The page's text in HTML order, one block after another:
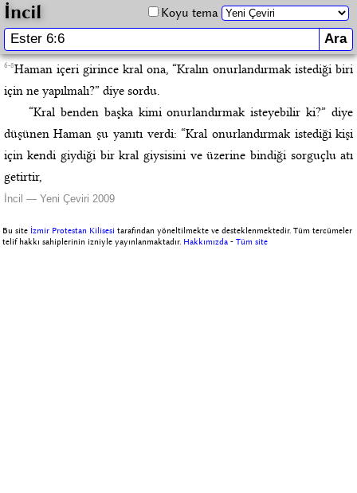
İncil Koyu tema
6-8Haman içeri girince kral ona, “Kralın onurlandırmak istediği biri
için ne yapılmalı?” diye sordu.
“Kral benden başka kimi onurlandırmak isteyebilir ki?” diye
düşünen Haman şu yanıtı verdi: “Kral onurlandırmak istediği kişi
için kendi giydiği bir kral giysisini ve üzerine bindiği sorguçlu atı
getirtir,
İncil — Yeni Çeviri 2009
Bu site İzmir Protestan Kilisesi tarafından yöneltilmekte ve desteklenmektedir. Tüm tercümeler
telif hakkı sahiplerinin izniyle yayınlanmaktadır. Hakkımızda -Tüm site